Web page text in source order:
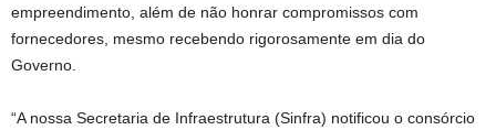
empreendimento, além de não honrar compromissos com
fornecedores, mesmo recebendo rigorosamente em dia do
Governo.
“A nossa Secretaria de Infraestrutura (Sinfra) notificou o consórcio